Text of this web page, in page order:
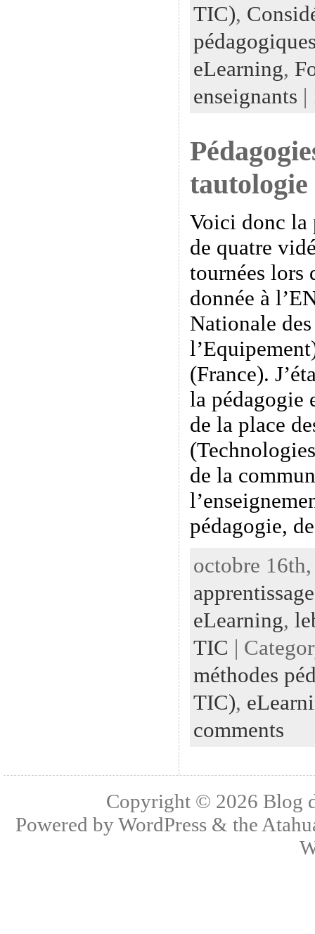
TIC),
eLearning,
enseignants |
tautologie
Voici donc la
de quatre
tournées lors
donnée à
Nationale
(France).
la pédagogie
de la place
de la
pédagogie,
octobre
apprentissage
eLearning,
TIC |
méthodes
TIC),
comments
Copyright © 2026 Blog
Powered byWordPress & the